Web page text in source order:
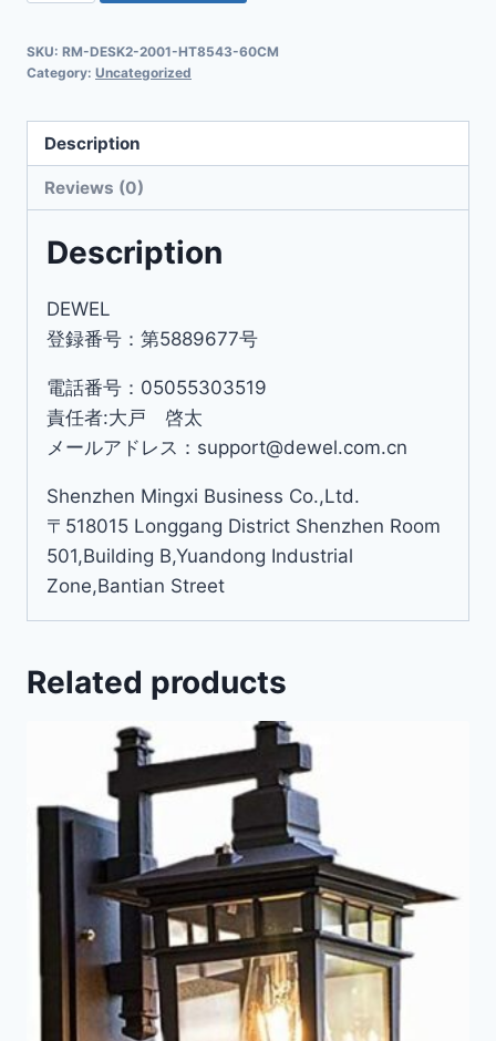
SKU: RM-DESK2-2001-HT8543-60CM
Category: Uncategorized
Description
Reviews (0)
Description
DEWEL
登録番号：第5889677号
電話番号：05055303519
責任者:大戸 啓太
メールアドレス：support@dewel.com.cn
Shenzhen Mingxi Business Co.,Ltd.
〒518015 Longgang District Shenzhen Room
501,Building B,Yuandong Industrial
Zone,Bantian Street
Related products